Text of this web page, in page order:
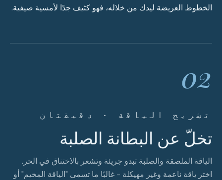
الخطوط العريضة ليدك من خلاله، فهو كثيف جدًا لأمسية صيفية.
02
تشريح الياقة · دقيقتان
تخلّ عن البطانة الصلبة
الياقة الملصقة والصلبة تبدو جريئة وتشعر بالاختناق في الحر.
اختر ياقة ناعمة وغير مهيكلة - غالبًا ما تسمى "الياقة المخيم" أو